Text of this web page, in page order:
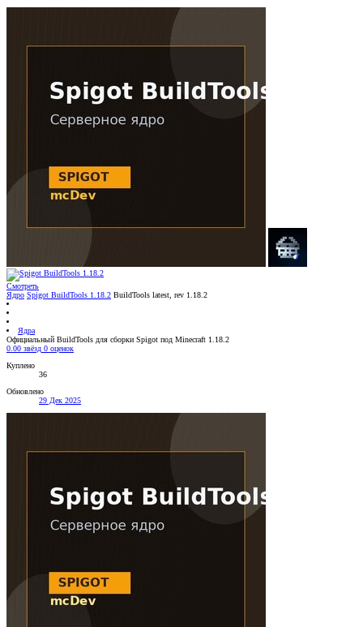
Смотреть
Ядро Spigot BuildTools 1.18.2 BuildTools latest, rev 1.18.2
Ядра
Официальный BuildTools для сборки Spigot под Minecraft 1.18.2
0.00 звёзд 0 оценок
Куплено
36
Обновлено
29 Дек 2025